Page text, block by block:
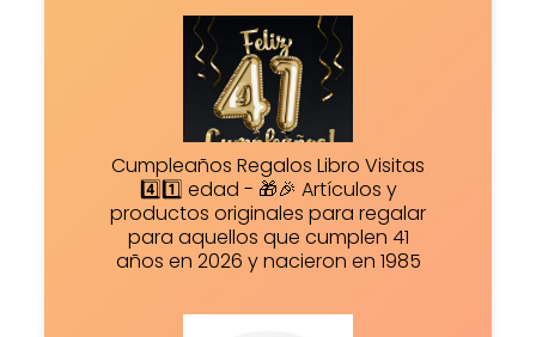
Cumpleaños Regalos Libro Visitas
4️⃣1️⃣ edad - 🎁🎉 Artículos y
productos originales para regalar
para aquellos que cumplen 41
años en 2026 y nacieron en 1985